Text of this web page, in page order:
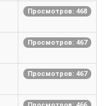
Просмотров: 468
Просмотров: 467
Просмотров: 467